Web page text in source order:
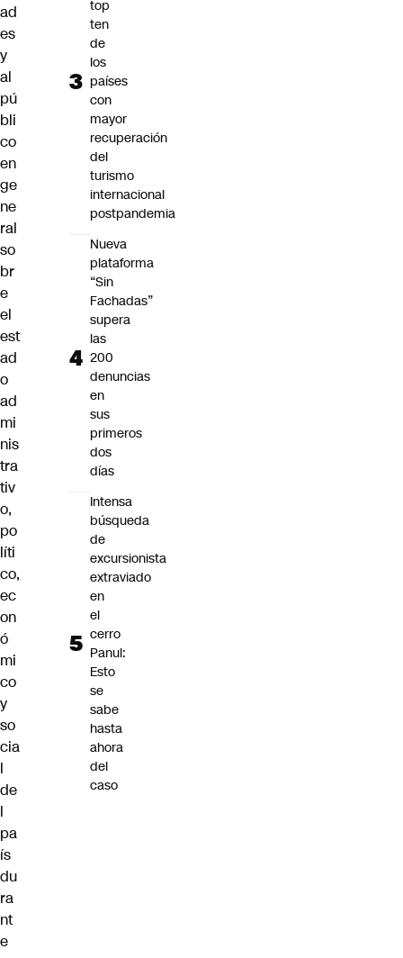
ad
es
y
al
pú
bli
co
en
ge
ne
ral
so
br
e
el
est
ad
o
ad
mi
nis
tra
tiv
o,
po
líti
co,
ec
on
ó
mi
co
y
so
cia
l
de
l
pa
ís
du
ra
nt
e
top
ten
de
los
países
con
mayor
recuperación
del
turismo
internacional
postpandemia
Nueva
plataforma
“Sin
Fachadas”
supera
las
200
denuncias
en
sus
primeros
dos
días
Intensa
búsqueda
de
excursionista
extraviado
en
el
cerro
Panul:
Esto
se
sabe
hasta
ahora
del
caso